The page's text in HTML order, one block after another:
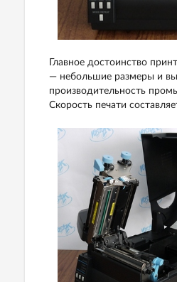
Главное достоинство
— небольшие размеры и
производительность
Скорость печати